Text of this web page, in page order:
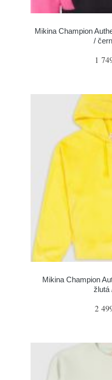
Mikina Champion
/
1
Mikina Champion
žlutá
2